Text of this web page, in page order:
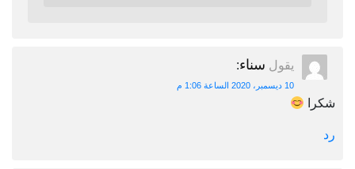
يقول سناء:
10 ديسمبر، 2020 الساعة 1:06 م
شكرا
رد